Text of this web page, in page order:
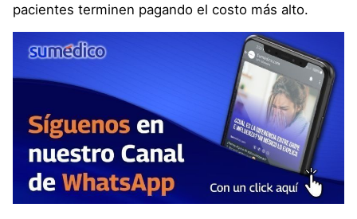
pacientes terminen pagando el costo más alto.